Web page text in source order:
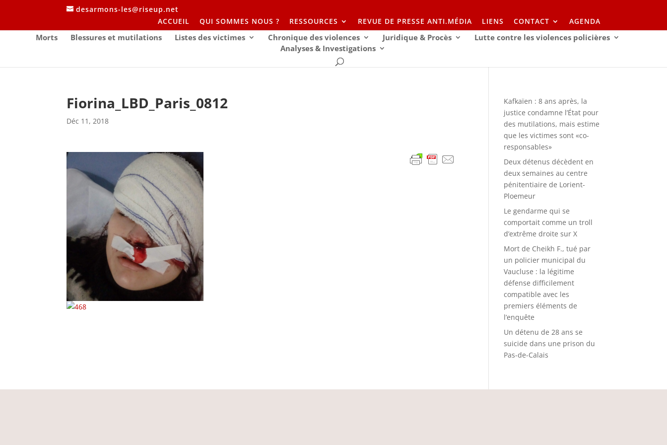
desarmons-les@riseup.net
ACCUEIL
QUI SOMMES NOUS ? RESSOURCES REVUE DE PRESSE ANTI.MÉDIA LIENS CONTACT AGENDA
Morts Blessures et mutilations Listes des victimes Chronique des violences Juridique & Procès
Lutte contre les violences policières
Analyses & Investigations
Fiorina_LBD_Paris_0812
Déc 11, 2018
Kafkaïen : 8 ans après, la
justice condamne l’État pour
des mutilations, mais estime
que les victimes sont «co-
responsables»
Deux détenus décèdent en
deux semaines au centre
pénitentiaire de Lorient-
Ploemeur
Le gendarme qui se
comportait comme un troll
d’extrême droite sur X
Mort de Cheikh F., tué par
un policier municipal du
Vaucluse : la légitime
défense difficilement
compatible avec les
premiers éléments de
l’enquête
Un détenu de 28 ans se
suicide dans une prison du
Pas-de-Calais